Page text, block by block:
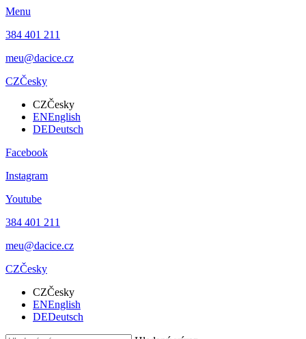
Menu
384 401 211
meu@dacice.cz
CZČesky
CZČesky
ENEnglish
DEDeutsch
Facebook
Instagram
Youtube
384 401 211
meu@dacice.cz
CZČesky
CZČesky
ENEnglish
DEDeutsch